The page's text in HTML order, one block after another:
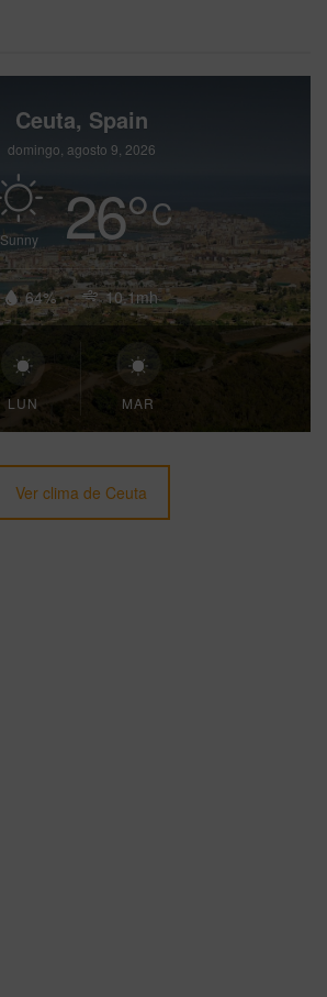
Ceuta, Spain
domingo, agosto 9, 2026
Sunny 26°C
64% 10.1mh
LUN MAR
Ver clima de Ceuta